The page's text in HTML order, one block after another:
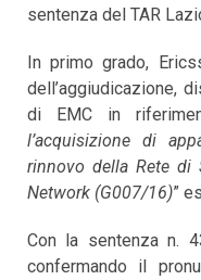
sentenza del TAR
In primo grado,
dell’aggiudicazione,
di EMC in
l’acquisizione di
rinnovo della Rete di
Network (G007/16)”
Con la sentenza n.
confermando il